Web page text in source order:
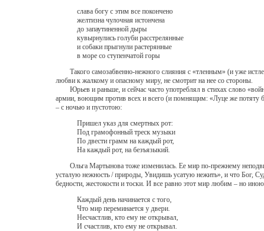
слава богу с этим все покончено
желтизна чулочная истончена
до запаутиненной дыры
кувырнулись голуби расстрелянные
и собаки прыгнули растерянные
в море со ступенчатой горы
Такого самозабвенно-нежного слияния с «тленным» (и уже
любви к жалкому и опасному миру, не смотрит на нее со стороны.
Юрьев и раньше, и сейчас часто употреблял в стихах слово
армии, воющим против всех и всего (и помнящим: «Луце же потяту
– с ночью и пустотою:
Пришел указ для смертных рот:
Под грамофонный треск музыки
По двести грамм на каждый рот,
На каждый рот, на безъязыкий.
Ольга Мартынова тоже изменилась. Ее мир по-прежнему
усталую нежность / природы, Увидишь усатую нежить», и что Бог,
бедности, жестокости и тоски. И все равно этот мир любим – но
Каждый день начинается с того,
Что мир переминается у двери.
Несчастлив, кто ему не открывал,
И счастлив, кто ему не открывал.